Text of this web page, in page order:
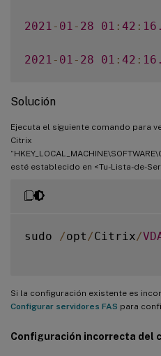
2021 - 01 - 28 01 : 42 :
2021 - 01 - 28 01 : 42 :
Solución
Ejecuta el siguiente comando para
Citrix
esté establecido en <Tu-Lista-de-
sudo /opt /Citrix/
Si la configuración existente es
Configurar servidores FAS para
Configuración incorrecta del